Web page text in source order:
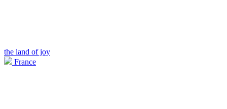
the land of joy
France